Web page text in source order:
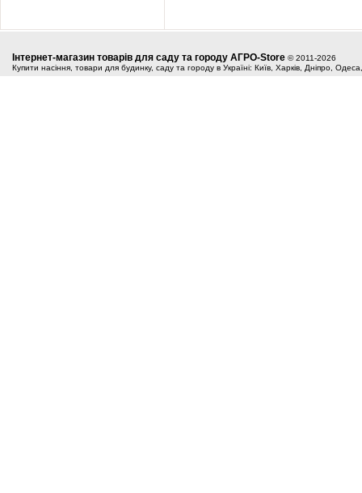
Інтернет-магазин товарів для саду та городу АГРО-Store © 2011-2026
Купити насіння, товари для будинку, саду та городу в Україні: Київ, Харків, Дніпро,